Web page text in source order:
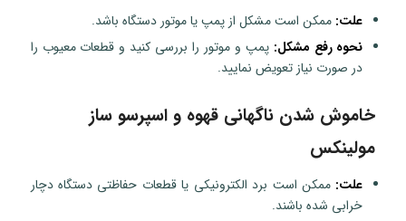
علت: ممکن است مشکل از پمپ یا موتور دستگاه باشد.
نحوه رفع مشکل: پمپ و موتور را بررسی کنید و قطعات معیوب را
در صورت نیاز تعویض نمایید.
خاموش شدن ناگهانی قهوه و اسپرسو ساز
مولینکس
علت: ممکن است برد الکترونیکی یا قطعات حفاظتی دستگاه دچار
خرابی شده باشند.